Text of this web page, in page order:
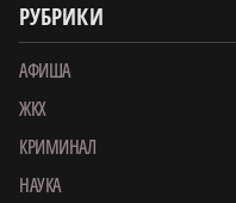
РУБРИКИ
АФИША
ЖКХ
КРИМИНАЛ
НАУКА